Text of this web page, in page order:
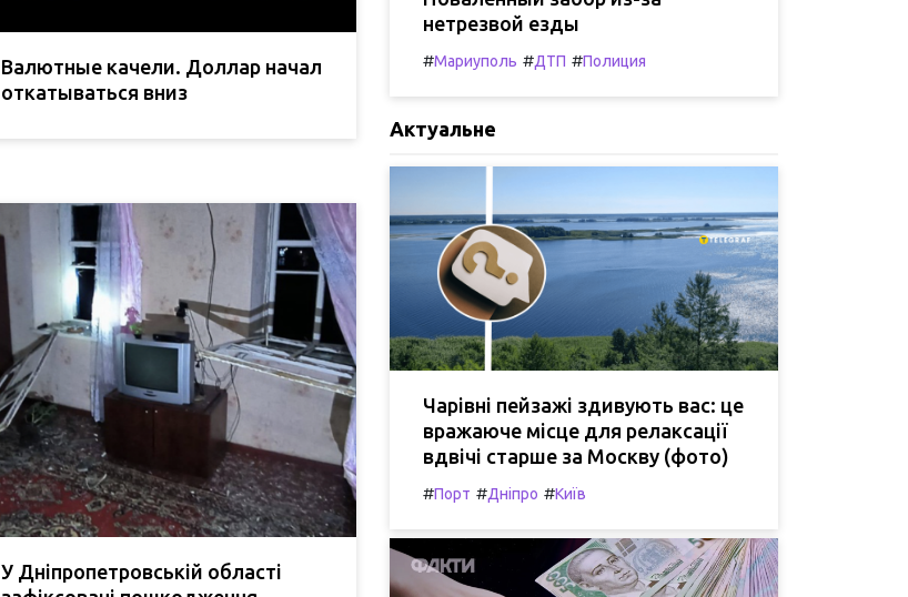
Валютные качели. Доллар начал
откатываться вниз
У Дніпропетровській області
нетрезвой езды
#Мариуполь #ДТП #Полиция
Актуальне
Чарівні пейзажі здивують вас: це
вражаюче місце для релаксації
вдвічі старше за Москву (фото)
#Порт #Дніпро #Київ